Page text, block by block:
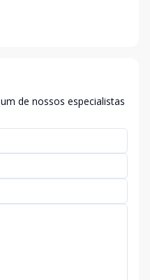
de nossos especialistas